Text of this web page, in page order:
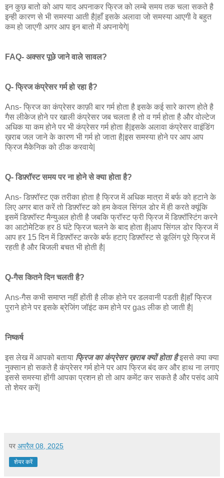
इन कुछ बातो को आप याद अपनाकर फ्रिज को लम्बे समय तक चला सकते है
इन्ही कारण से भी समस्या आती है|हाँ इसके अलावा जो समस्या आएगी वे बहुत
कम हो जाएगी अगर आप इन बातो में अपनायेगे|
FAQ- अक्सर पूछे जाने वाले सावल?
Q- फ्रिज कंप्रेसर गर्म हो रहा है?
Ans- फ्रिज का कंप्रेसर काफ़ी बार गर्म होता है इसके कई सारे कारण होते है
गैस लीकेज होने पर खाली कंप्रेसर जब चलता है तो व गर्म होता है और वोल्टेज
अधिक या कम होने पर भी कंप्रेसर गर्म होता है|इसके अलावा कंप्रेसर वाइंडिंग
ख़राब जल जाने के कारण भी गर्म हो जाता है|इस समस्या होने पर आप आप
फ्रिज मैकेनिक को ठीक करवाये|
Q- डिफ़्रॉस्ट समय पर ना होने से क्या होता है?
Ans- डिफ़्रॉस्ट एक तरीका होता है फ्रिज में अधिक मात्रा में बर्फ को हटाने के
लिए अगर बात करें तो डिफ़्रॉस्ट को हम केवल सिंगल डोर में ही करते क्यूंकि
इसमें डिफ़्रॉस्ट मैन्युअल होती है जबकि फ्रॉस्ट फ्री फ्रिज में डिफ़्रॉस्टिंग करने
का आटोमेटिक हर 8 घंटे फ्रिज चलने के बाद होता है|आप सिंगल डोर फ्रिज में
आप हर 15 दिन में डिफ़्रॉस्ट करके बर्फ हटाए डिफ़्रॉस्ट से कूलिंग पूरे फ्रिज में
रहती है और बिजली बचत भी होती है|
Q-गैस कितने दिन चलती है?
Ans-गैस कभी समाप्त नहीं होंती है लीक होने पर डलवानी पडती है|हाँ फ्रिज
पुराने होने पर इसके ब्रेजिंग जॉइंट कम होने पर gas लीक हो जाती है|
निष्कर्ष
इस लेख में आपको बताया फ्रिज का कंप्रेसर ख़राब क्यों होता हैइससे क्या क्या
नुक्सान हो सकते है कंप्रेसर गर्म होने पर आप फ्रिज बंद कर और हाथ ना लगाए
इससे समस्या होंगी आपका प्रशन हो तो आप कमेंट कर सकते है और पसंद आये
तो शेयर करें|
पर अप्रैल 08, 2025
शेयर करें